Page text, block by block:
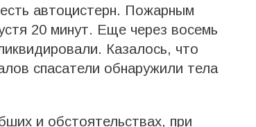
автоцистерн. Пожарным
20 минут. Еще через восемь
Казалось, что
спасатели обнаружили тела
и обстоятельствах, при